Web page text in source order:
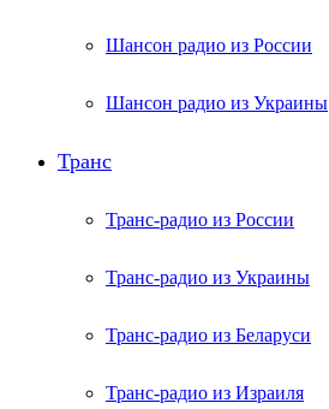
Шансон радио из России
Шансон радио из Украины
Транс
Транс-радио из России
Транс-радио из Украины
Транс-радио из Беларуси
Транс-радио из Израиля